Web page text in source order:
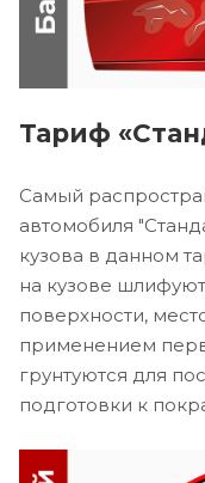
Тариф
Самый
автомобиля
кузова в данном
на кузове
поверхности,
применением
грунтуются для
подготовки к